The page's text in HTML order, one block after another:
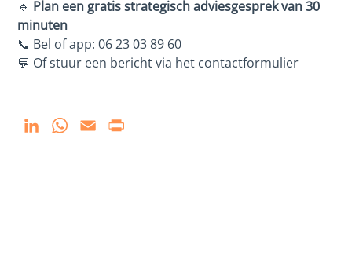
🔹 Plan een gratis strategisch adviesgesprek van 30
minuten
📞 Bel of app: 06 23 03 89 60
💬 Of stuur een bericht via het contactformulier
LinkedInWhatsApp
Email